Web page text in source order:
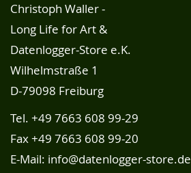
Christoph Waller -
Long Life for Art &
Datenlogger-Store e.K.
Wilhelmstraße 1
D-79098 Freiburg
Tel. +49 7663 608 99-29
Fax +49 7663 608 99-20
E-Mail: info@datenlogger-store.de